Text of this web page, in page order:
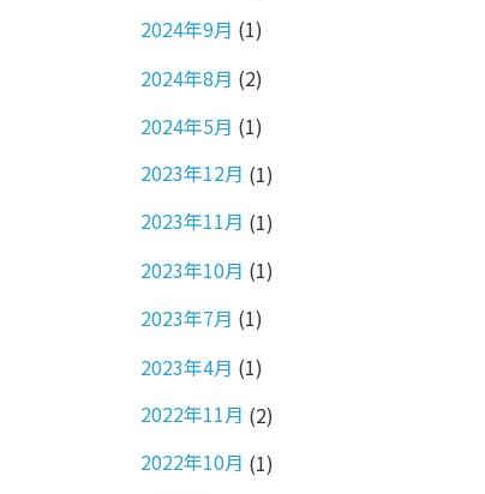
2024年9月 (1)
2024年8月 (2)
2024年5月 (1)
2023年12月 (1)
2023年11月 (1)
2023年10月 (1)
2023年7月 (1)
2023年4月 (1)
2022年11月 (2)
2022年10月 (1)